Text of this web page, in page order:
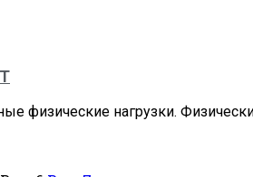
физические нагрузки.